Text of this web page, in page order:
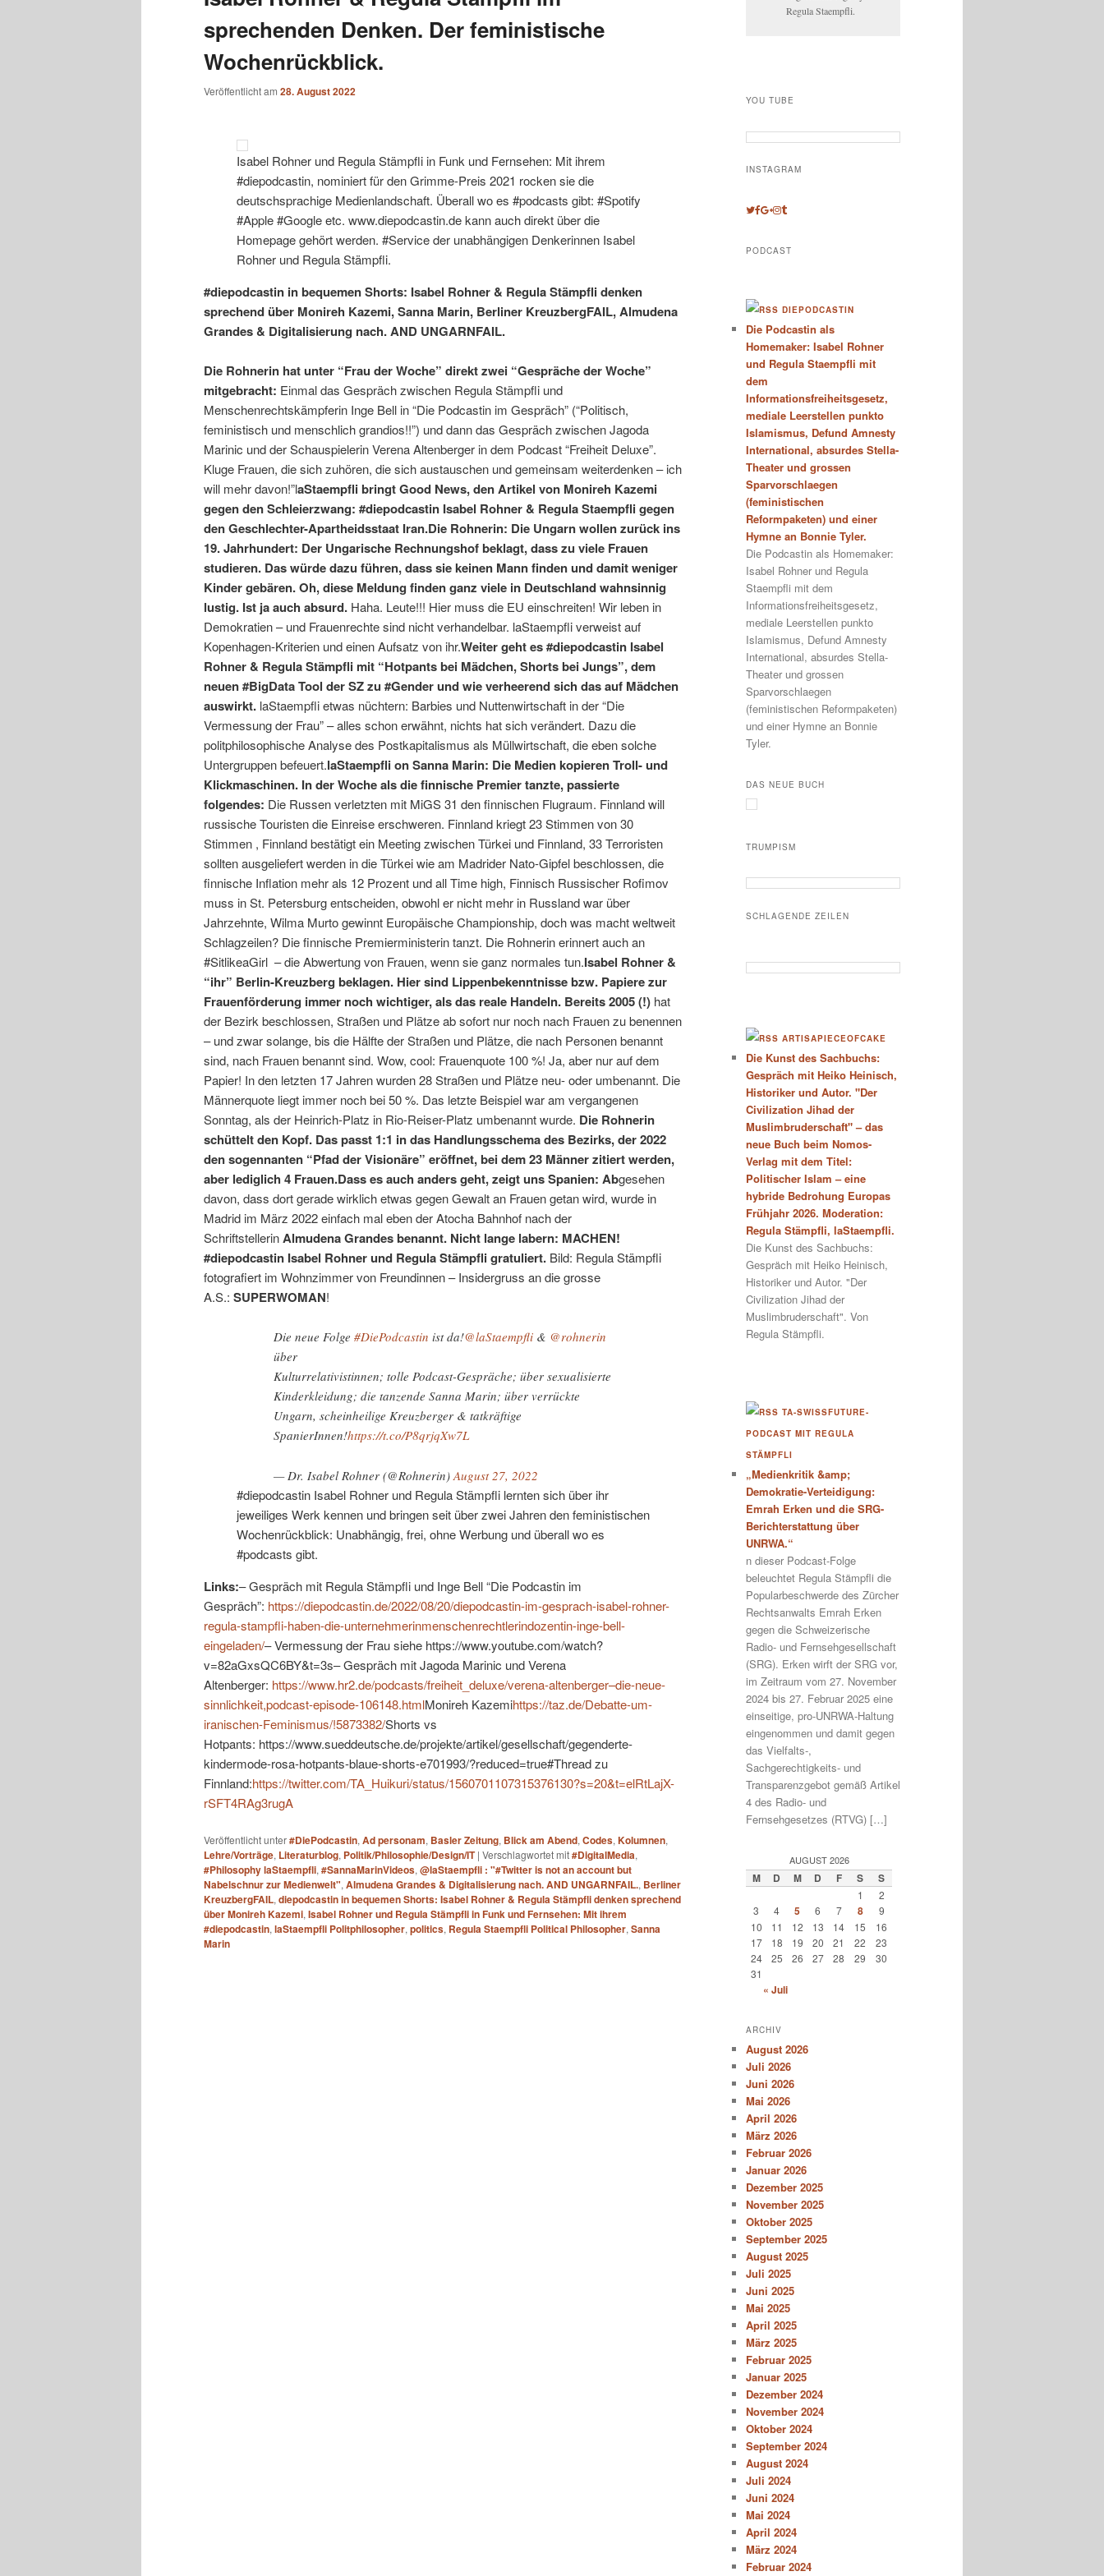
sprechenden Denken. Der feministische
Wochenrückblick.
Veröffentlicht am 28. August 2022
Isabel Rohner und Regula Stämpfli in Funk und Fernsehen: Mit ihrem
#diepodcastin, nominiert für den Grimme-Preis 2021 rocken sie die
deutschsprachige Medienlandschaft. Überall wo es #podcasts gibt: #Spotify
#Apple #Google etc. www.diepodcastin.de kann auch direkt über die
Homepage gehört werden. #Service der unabhängigen Denkerinnen Isabel
Rohner und Regula Stämpfli.
#diepodcastin in bequemen Shorts: Isabel Rohner & Regula Stämpfli denken
sprechend über Monireh Kazemi, Sanna Marin, Berliner KreuzbergFAIL, Almudena
Grandes & Digitalisierung nach. AND UNGARNFAIL.
Die Rohnerin hat unter “Frau der Woche” direkt zwei “Gespräche der Woche”
mitgebracht: Einmal das Gespräch zwischen Regula Stämpfli und
Menschenrechtskämpferin Inge Bell in “Die Podcastin im Gespräch” (“Politisch,
feministisch und menschlich grandios!!”) und dann das Gespräch zwischen Jagoda
Marinic und der Schauspielerin Verena Altenberger in dem Podcast “Freiheit Deluxe”.
Kluge Frauen, die sich zuhören, die sich austauschen und gemeinsam weiterdenken – ich
will mehr davon!”laStaempfli bringt Good News, den Artikel von Monireh Kazemi
gegen den Schleierzwang: #diepodcastin Isabel Rohner & Regula Staempfli gegen
den Geschlechter-Apartheidsstaat Iran.Die Rohnerin: Die Ungarn wollen zurück ins
19. Jahrhundert: Der Ungarische Rechnungshof beklagt, dass zu viele Frauen
studieren. Das würde dazu führen, dass sie keinen Mann finden und damit weniger
Kinder gebären. Oh, diese Meldung finden ganz viele in Deutschland wahnsinnig
lustig. Ist ja auch absurd. Haha. Leute!!! Hier muss die EU einschreiten! Wir leben in
Demokratien – und Frauenrechte sind nicht verhandelbar. laStaempfli verweist auf
Kopenhagen-Kriterien und einen Aufsatz von ihr.Weiter geht es #diepodcastin Isabel
Rohner & Regula Stämpfli mit “Hotpants bei Mädchen, Shorts bei Jungs”, dem
neuen #BigData Tool der SZ zu #Gender und wie verheerend sich das auf Mädchen
auswirkt. laStaempfli etwas nüchtern: Barbies und Nuttenwirtschaft in der “Die
Vermessung der Frau” – alles schon erwähnt, nichts hat sich verändert. Dazu die
politphilosophische Analyse des Postkapitalismus als Müllwirtschaft, die eben solche
Untergruppen befeuert.laStaempfli on Sanna Marin: Die Medien kopieren Troll- und
Klickmaschinen. In der Woche als die finnische Premier tanzte, passierte
folgendes: Die Russen verletzten mit MiGS 31 den finnischen Flugraum. Finnland will
russische Touristen die Einreise erschweren. Finnland kriegt 23 Stimmen von 30
Stimmen , Finnland bestätigt ein Meeting zwischen Türkei und Finnland, 33 Terroristen
sollten ausgeliefert werden in die Türkei wie am Madrider Nato-Gipfel beschlossen, die
finnische Inflation mehr als 12 Prozent und all Time high, Finnisch Russischer Rofimov
muss in St. Petersburg entscheiden, obwohl er nicht mehr in Russland war über
Jahrzehnte, Wilma Murto gewinnt Europäische Championship, doch was macht weltweit
Schlagzeilen? Die finnische Premierministerin tanzt. Die Rohnerin erinnert auch an
#SitlikeaGirl – die Abwertung von Frauen, wenn sie ganz normales tun.Isabel Rohner &
“ihr” Berlin-Kreuzberg beklagen. Hier sind Lippenbekenntnisse bzw. Papiere zur
Frauenförderung immer noch wichtiger, als das reale Handeln. Bereits 2005 (!) hat
der Bezirk beschlossen, Straßen und Plätze ab sofort nur noch nach Frauen zu benennen
– und zwar solange, bis die Hälfte der Straßen und Plätze, die nach Personen benannt
sind, nach Frauen benannt sind. Wow, cool: Frauenquote 100 %! Ja, aber nur auf dem
Papier! In den letzten 17 Jahren wurden 28 Straßen und Plätze neu- oder umbenannt. Die
Männerquote liegt immer noch bei 50 %. Das letzte Beispiel war am vergangenen
Sonntag, als der Heinrich-Platz in Rio-Reiser-Platz umbenannt wurde. Die Rohnerin
schüttelt den Kopf. Das passt 1:1 in das Handlungsschema des Bezirks, der 2022
den sogennanten “Pfad der Visionäre” eröffnet, bei dem 23 Männer zitiert werden,
aber lediglich 4 Frauen.Dass es auch anders geht, zeigt uns Spanien: Abgesehen
davon, dass dort gerade wirklich etwas gegen Gewalt an Frauen getan wird, wurde in
Madrid im März 2022 einfach mal eben der Atocha Bahnhof nach der
SchriftstellerinAlmudena Grandes benannt. Nicht lange labern: MACHEN!
#diepodcastin Isabel Rohner und Regula Stämpfli gratuliert. Bild: Regula Stämpfli
fotografiert im Wohnzimmer von Freundinnen – Insidergruss an die grosse
A.S.: SUPERWOMAN!
Die neue Folge #DiePodcastin ist da!@laStaempfli & @rohnerin
über
Kulturrelativistinnen; tolle Podcast-Gespräche; über sexualisierte
Kinderkleidung; die tanzende Sanna Marin; über verrückte
Ungarn, scheinheilige Kreuzberger & tatkräftige
SpanierInnen!https://t.co/P8qrjqXw7L
— Dr. Isabel Rohner (@Rohnerin) August 27, 2022
#diepodcastin Isabel Rohner und Regula Stämpfli lernten sich über ihr
jeweiliges Werk kennen und bringen seit über zwei Jahren den feministischen
Wochenrückblick: Unabhängig, frei, ohne Werbung und überall wo es
#podcasts gibt.
Links:– Gespräch mit Regula Stämpfli und Inge Bell “Die Podcastin im
Gespräch”: https://diepodcastin.de/2022/08/20/diepodcastin-im-gesprach-isabel-rohner-
regula-stampfli-haben-die-unternehmerinmenschenrechtlerindozentin-inge-bell-
eingeladen/– Vermessung der Frau siehe https://www.youtube.com/watch?
v=82aGxsQC6BY&t=3s– Gespräch mit Jagoda Marinic und Verena
Altenberger: https://www.hr2.de/podcasts/freiheit_deluxe/verena-altenberger–die-neue-
sinnlichkeit,podcast-episode-106148.htmlMonireh Kazemihttps://taz.de/Debatte-um-
iranischen-Feminismus/!5873382/Shorts vs
Hotpants: https://www.sueddeutsche.de/projekte/artikel/gesellschaft/gegenderte-
kindermode-rosa-hotpants-blaue-shorts-e701993/?reduced=true#Thread zu
Finnland:https://twitter.com/TA_Huikuri/status/1560701107315376130?s=20&t=elRtLajX-
rSFT4RAg3rugA
Veröffentlicht unter#DiePodcastin, Ad personam, Basler Zeitung, Blick am Abend, Codes, Kolumnen,
Lehre/Vorträge, Literaturblog, Politik/Philosophie/Design/IT | Verschlagwortet mit#DigitalMedia,
#Philosophy laStaempfli, #SannaMarinVideos, @laStaempfli : "#Twitter is not an account but
Nabelschnur zur Medienwelt", Almudena Grandes & Digitalisierung nach. AND UNGARNFAIL., Berliner
KreuzbergFAIL, diepodcastin in bequemen Shorts: Isabel Rohner & Regula Stämpfli denken sprechend
über Monireh Kazemi, Isabel Rohner und Regula Stämpfli in Funk und Fernsehen: Mit ihrem
#diepodcastin, laStaempfli Politphilosopher, politics, Regula Staempfli Political Philosopher, Sanna
Marin
Regula Staempfli.
YOU TUBE
INSTAGRAM
PODCAST
DIEPODCASTIN
Die Podcastin als
Homemaker: Isabel Rohner
und Regula Staempfli mit
dem
Informationsfreiheitsgesetz,
mediale Leerstellen punkto
Islamismus, Defund Amnesty
International, absurdes Stella-
Theater und grossen
Sparvorschlaegen
(feministischen
Reformpaketen) und einer
Hymne an Bonnie Tyler.
Die Podcastin als Homemaker:
Isabel Rohner und Regula
Staempfli mit dem
Informationsfreiheitsgesetz,
mediale Leerstellen punkto
Islamismus, Defund Amnesty
International, absurdes Stella-
Theater und grossen
Sparvorschlaegen
(feministischen Reformpaketen)
und einer Hymne an Bonnie
Tyler.
DAS NEUE BUCH
TRUMPISM
SCHLAGENDE ZEILEN
ARTISAPIECEOFCAKE
Die Kunst des Sachbuchs:
Gespräch mit Heiko Heinisch,
Historiker und Autor. "Der
Civilization Jihad der
Muslimbruderschaft" – das
neue Buch beim Nomos-
Verlag mit dem Titel:
Politischer Islam – eine
hybride Bedrohung Europas
Frühjahr 2026. Moderation:
Regula Stämpfli, laStaempfli.
Die Kunst des Sachbuchs:
Gespräch mit Heiko Heinisch,
Historiker und Autor. "Der
Civilization Jihad der
Muslimbruderschaft". Von
Regula Stämpfli.
TA-SWISSFUTURE-
PODCAST MIT REGULA
STÄMPFLI
„Medienkritik &amp;
Demokratie-Verteidigung:
Emrah Erken und die SRG-
Berichterstattung über
UNRWA.“
n dieser Podcast-Folge
beleuchtet Regula Stämpfli die
Popularbeschwerde des Zürcher
Rechtsanwalts Emrah Erken
gegen die Schweizerische
Radio- und Fernsehgesellschaft
(SRG). Erken wirft der SRG vor,
im Zeitraum vom 27. November
2024 bis 27. Februar 2025 eine
einseitige, pro-UNRWA-Haltung
eingenommen und damit gegen
das Vielfalts-,
Sachgerechtigkeits- und
Transparenzgebot gemäß Artikel
4 des Radio- und
Fernsehgesetzes (RTVG) […]
AUGUST 2026
M D M D F S S
1
2
3
4 5 6 7 8
9
10
11 12 13 14 15
16
17
18 19 20 21 22
23
24
25 26 27 28 29
30
31
« Juli
ARCHIV
August 2026
Juli 2026
Juni 2026
Mai 2026
April 2026
März 2026
Februar 2026
Januar 2026
Dezember 2025
November 2025
Oktober 2025
September 2025
August 2025
Juli 2025
Juni 2025
Mai 2025
April 2025
März 2025
Februar 2025
Januar 2025
Dezember 2024
November 2024
Oktober 2024
September 2024
August 2024
Juli 2024
Juni 2024
Mai 2024
April 2024
März 2024
Februar 2024